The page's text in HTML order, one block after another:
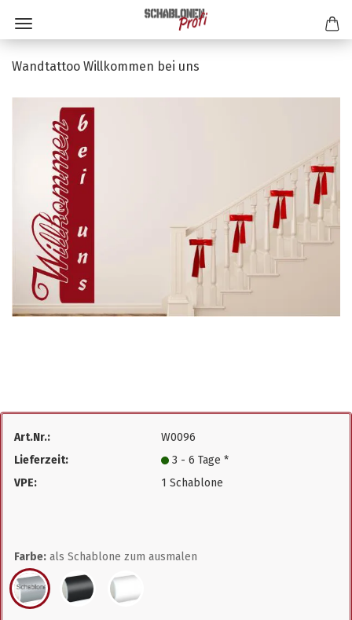
Wandtattoo Willkommen bei uns
Art.Nr.:
W0096
Lieferzeit:
3 - 6 Tage *
VPE:
1 Schablone
Farbe: als Schablone zum ausmalen